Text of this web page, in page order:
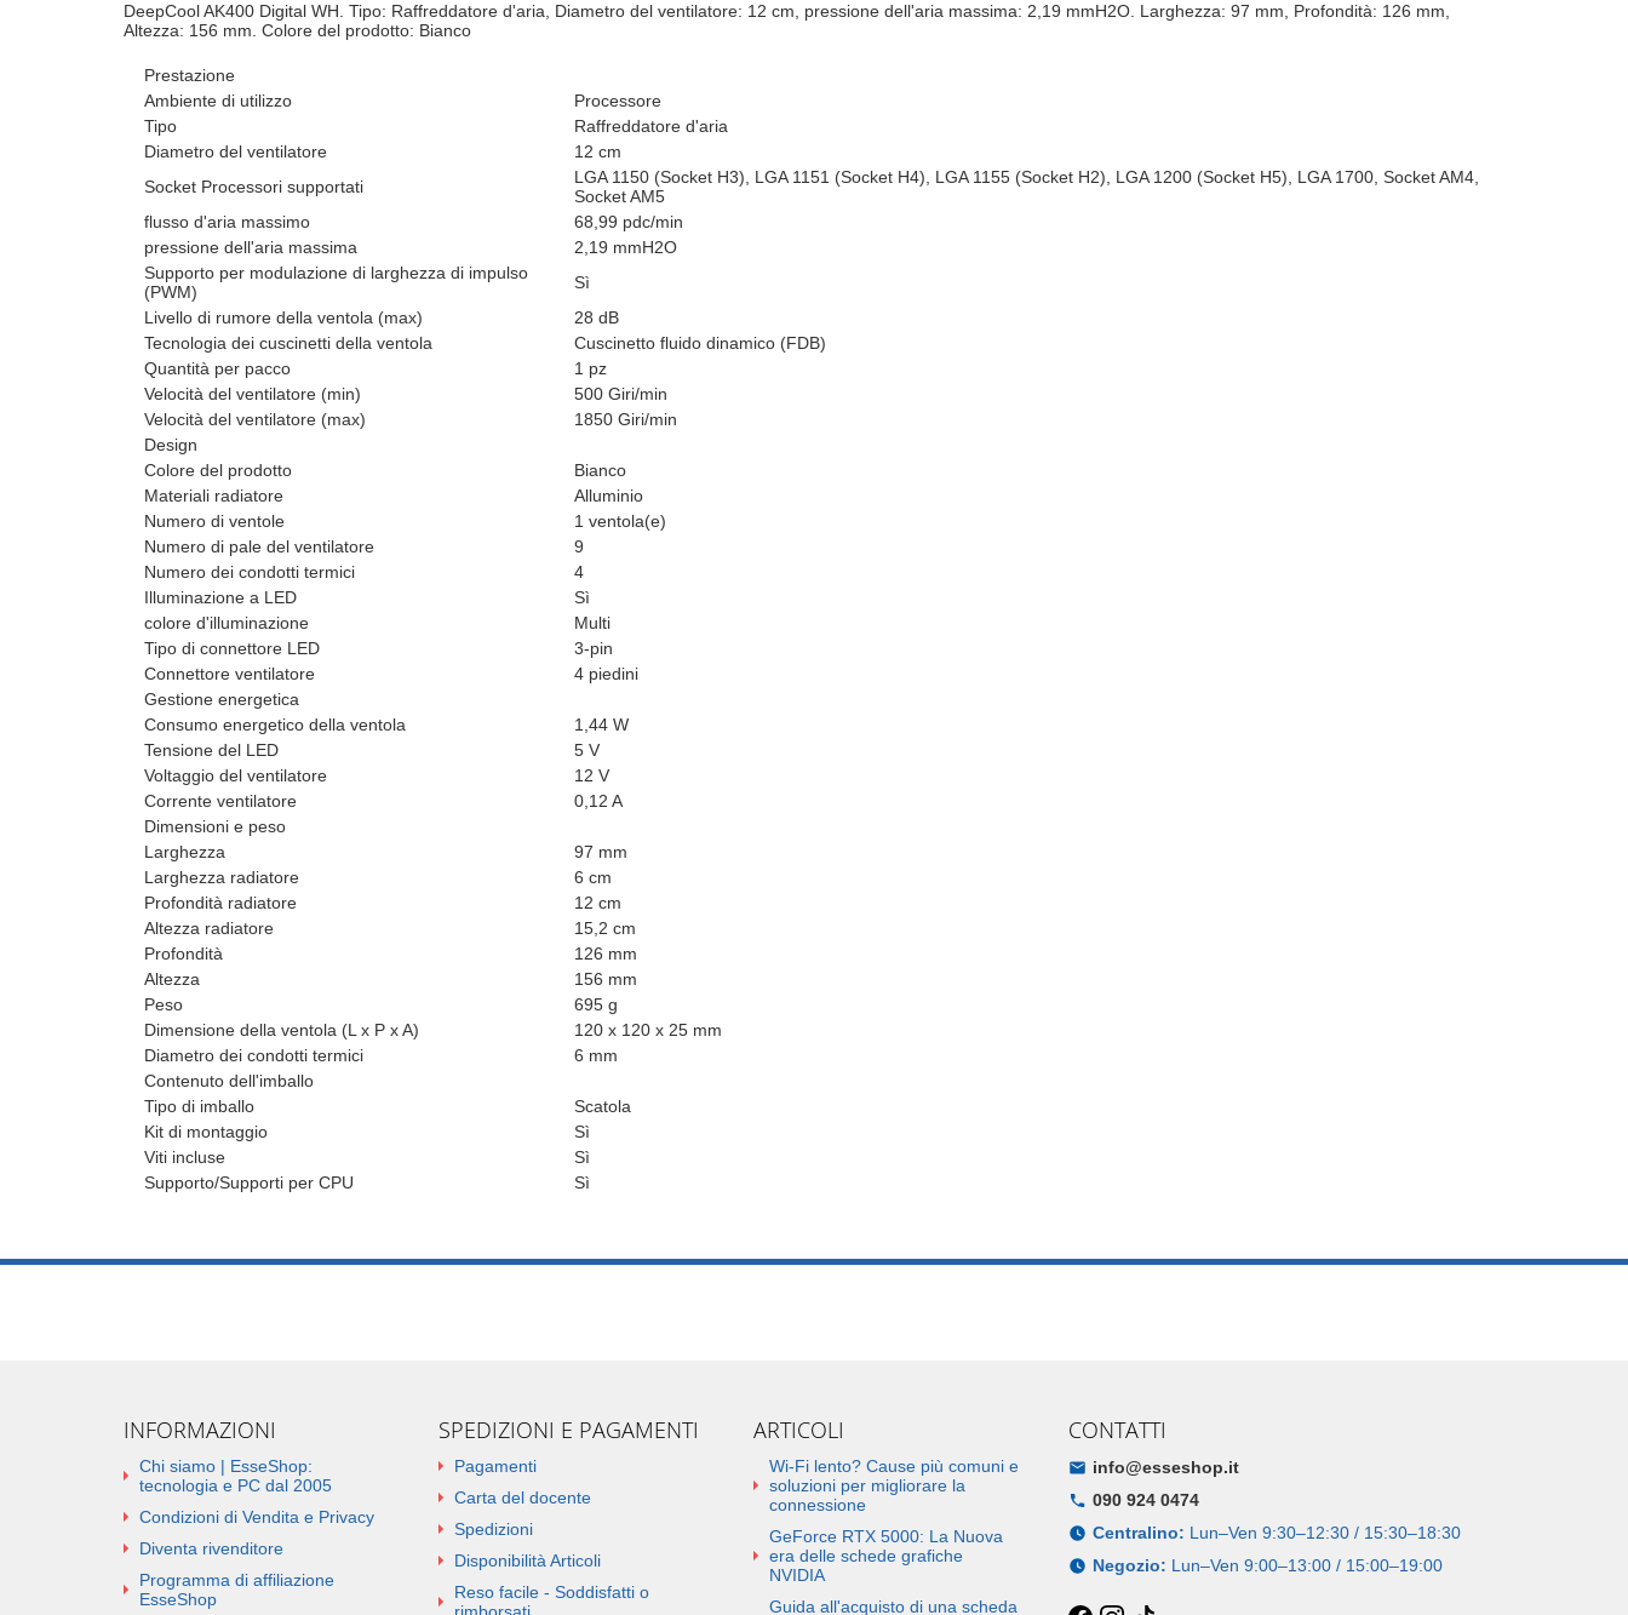
DeepCool AK400 Digital WH. Tipo: Raffreddatore d'aria, Diametro del ventilatore: 12 cm, pressione dell'aria massima: 2,19 mmH2O. Larghezza: 97 mm, Profondità: 126 mm,
Altezza: 156 mm. Colore del prodotto: Bianco
Prestazione
Ambiente di utilizzo
Processore
Tipo
Raffreddatore d'aria
Diametro del ventilatore
12 cm
Socket Processori supportati
LGA 1150 (Socket H3), LGA 1151 (Socket H4), LGA 1155 (Socket H2), LGA 1200 (Socket H5), LGA 1700, Socket AM4,
Socket AM5
flusso d'aria massimo
68,99 pdc/min
pressione dell'aria massima
2,19 mmH2O
Supporto per modulazione di larghezza di impulso
(PWM)
Sì
Livello di rumore della ventola (max)
28 dB
Tecnologia dei cuscinetti della ventola
Cuscinetto fluido dinamico (FDB)
Quantità per pacco
1 pz
Velocità del ventilatore (min)
500 Giri/min
Velocità del ventilatore (max)
1850 Giri/min
Design
Colore del prodotto
Bianco
Materiali radiatore
Alluminio
Numero di ventole
1 ventola(e)
Numero di pale del ventilatore
9
Numero dei condotti termici
4
Illuminazione a LED
Sì
colore d'illuminazione
Multi
Tipo di connettore LED
3-pin
Connettore ventilatore
4 piedini
Gestione energetica
Consumo energetico della ventola
1,44 W
Tensione del LED
5 V
Voltaggio del ventilatore
12 V
Corrente ventilatore
0,12 A
Dimensioni e peso
Larghezza
97 mm
Larghezza radiatore
6 cm
Profondità radiatore
12 cm
Altezza radiatore
15,2 cm
Profondità
126 mm
Altezza
156 mm
Peso
695 g
Dimensione della ventola (L x P x A)
120 x 120 x 25 mm
Diametro dei condotti termici
6 mm
Contenuto dell'imballo
Tipo di imballo
Scatola
Kit di montaggio
Sì
Viti incluse
Sì
Supporto/Supporti per CPU
Sì
INFORMAZIONI
Chi siamo | EsseShop:
tecnologia e PC dal 2005
Condizioni di Vendita e Privacy
Diventa rivenditore
Programma di affiliazione
EsseShop
SPEDIZIONI E PAGAMENTI
Pagamenti
Carta del docente
Spedizioni
Disponibilità Articoli
Reso facile - Soddisfatti o
ARTICOLI
Wi-Fi lento? Cause più comuni e
soluzioni per migliorare la
connessione
GeForce RTX 5000: La Nuova
era delle schede grafiche
NVIDIA
Guida all'acquisto di una scheda
CONTATTI
info@esseshop.it
090 924 0474
Centralino: Lun–Ven 9:30–12:30 / 15:30–18:30
Negozio: Lun–Ven 9:00–13:00 / 15:00–19:00